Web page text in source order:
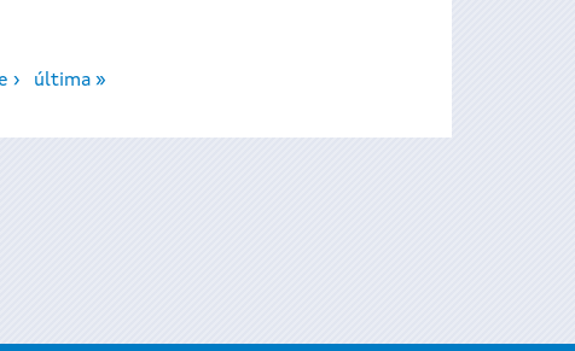
› última »